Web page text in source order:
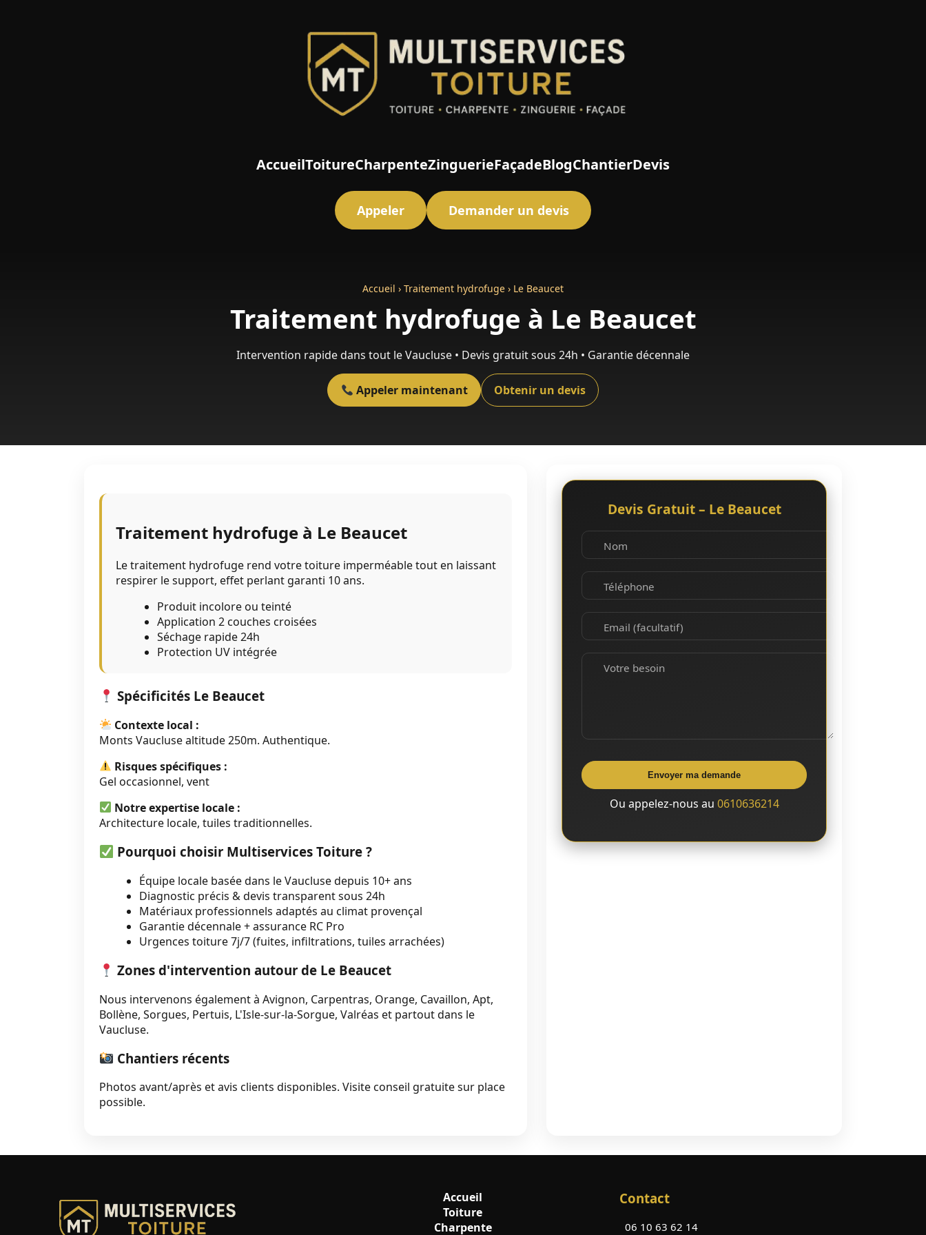
AccueilToitureCharpenteZinguerieFaçadeBlogChantierDevis
Appeler Demander un devis
Accueil › Traitement hydrofuge › Le Beaucet
Traitement hydrofuge à Le Beaucet
Intervention rapide dans tout le Vaucluse • Devis gratuit sous 24h • Garantie décennale
Appeler maintenant Obtenir un devis
Traitement hydrofuge à Le Beaucet
Le traitement hydrofuge rend votre toiture imperméable tout en laissant
respirer le support, effet perlant garanti 10 ans.
Produit incolore ou teinté
Application 2 couches croisées
Séchage rapide 24h
Protection UV intégrée
Spécificités Le Beaucet
Contexte local :
Monts Vaucluse altitude 250m. Authentique.
Risques spécifiques :
Gel occasionnel, vent
Notre expertise locale :
Architecture locale, tuiles traditionnelles.
Pourquoi choisir Multiservices Toiture ?
Équipe locale basée dans le Vaucluse depuis 10+ ans
Diagnostic précis & devis transparent sous 24h
Matériaux professionnels adaptés au climat provençal
Garantie décennale + assurance RC Pro
Urgences toiture 7j/7 (fuites, infiltrations, tuiles arrachées)
Zones d'intervention autour de Le Beaucet
Nous intervenons également à Avignon, Carpentras, Orange, Cavaillon, Apt,
Bollène, Sorgues, Pertuis, L'Isle-sur-la-Sorgue, Valréas et partout dans le
Vaucluse.
Chantiers récents
Photos avant/après et avis clients disponibles. Visite conseil gratuite sur place
possible.
Devis Gratuit – Le Beaucet
Nom
Téléphone
Email (facultatif)
Votre besoin
Envoyer ma demande
Ou appelez-nous au 0610636214
Accueil
Toiture
Charpente
Contact
06 10 63 62 14